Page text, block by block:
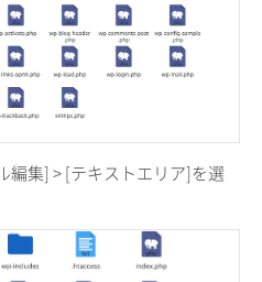
編集] > [テキストエリア]を選